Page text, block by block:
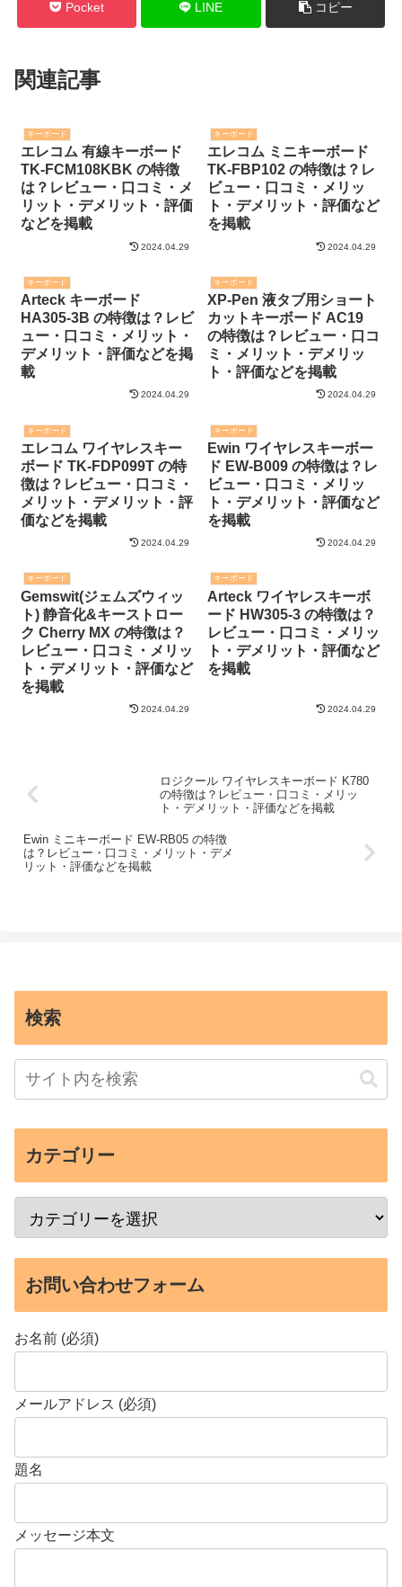
Pocket LINE コピー
関連記事
キーボード
エレコム 有線キーボード
TK-FCM108KBK の特徴
は？レビュー・口コミ・メ
リット・デメリット・評価
などを掲載
2024.04.29
キーボード
エレコム ミニキーボード
TK-FBP102 の特徴は？レ
ビュー・口コミ・メリッ
ト・デメリット・評価など
を掲載
2024.04.29
キーボード
Arteck キーボード
HA305-3B の特徴は？レビ
ュー・口コミ・メリット・
デメリット・評価などを掲
載
2024.04.29
キーボード
XP-Pen 液タブ用ショート
カットキーボード AC19
の特徴は？レビュー・口コ
ミ・メリット・デメリッ
ト・評価などを掲載
2024.04.29
キーボード
エレコム ワイヤレスキー
ボード TK-FDP099T の特
徴は？レビュー・口コミ・
メリット・デメリット・評
価などを掲載
2024.04.29
キーボード
Ewin ワイヤレスキーボー
ド EW-B009 の特徴は？レ
ビュー・口コミ・メリッ
ト・デメリット・評価など
を掲載
2024.04.29
キーボード
Gemswit(ジェムズウィッ
ト) 静音化&キーストロー
ク Cherry MX の特徴は？
レビュー・口コミ・メリッ
ト・デメリット・評価など
を掲載
2024.04.29
キーボード
Arteck ワイヤレスキーボ
ード HW305-3 の特徴は？
レビュー・口コミ・メリッ
ト・デメリット・評価など
を掲載
2024.04.29
ロジクール ワイヤレスキーボード K780
の特徴は？レビュー・口コミ・メリッ
ト・デメリット・評価などを掲載
Ewin ミニキーボード EW-RB05 の特徴
は？レビュー・口コミ・メリット・デメ
リット・評価などを掲載
検索
カテゴリー
お問い合わせフォーム
お名前 (必須)
メールアドレス (必須)
題名
メッセージ本文